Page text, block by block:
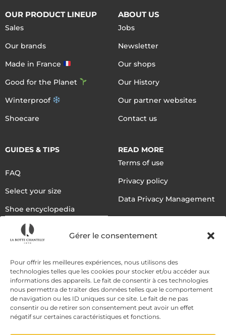
Gérer le consentement
Pour offrir les meilleures expériences, nous utilisons des
technologies telles que les cookies pour stocker et/ou accéder aux
informations des appareils. Le fait de consentir à ces technologies
nous permettra de traiter des données telles que le comportement
de navigation ou les ID uniques sur ce site. Le fait de ne pas
consentir ou de retirer son consentement peut avoir un effet
négatif sur certaines caractéristiques et fonctions.
OUR PRODUCT LINEUP
Sales
Our brands
Made in France
Good for the Planet
Winterproof
Shoecare
ABOUT US
Jobs
Newsletter
Our shops
Our History
Our partner websites
Contact us
GUIDES & TIPS
FAQ
Select your size
Shoe encyclopedia
English
READ MORE
Terms of use
Privacy policy
Data Privacy Management
DELIVERY METHODS
PAYMENT METHODS